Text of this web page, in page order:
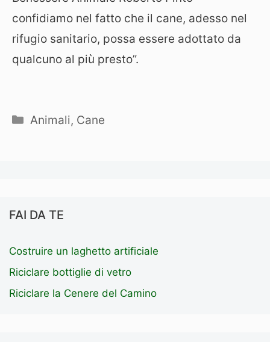
confidiamo nel fatto che il cane, adesso nel
rifugio sanitario, possa essere adottato da
qualcuno al più presto”.
Categorie
Animali, Cane
FAI DA TE
Costruire un laghetto artificiale
Riciclare bottiglie di vetro
Riciclare la Cenere del Camino